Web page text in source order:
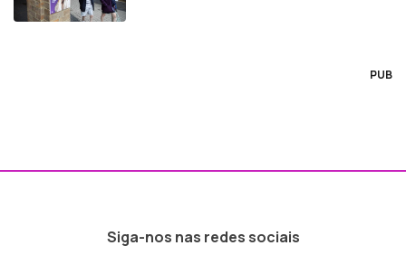
PUB
Siga-nos nas redes sociais